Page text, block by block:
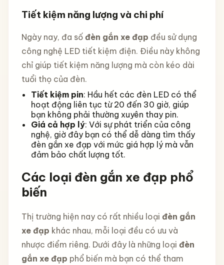
Tiết kiệm năng lượng và chi phí
Ngày nay, đa số đèn gắn xe đạp đều sử dụng
công nghệ LED tiết kiệm điện. Điều này không
chỉ giúp tiết kiệm năng lượng mà còn kéo dài
tuổi thọ của đèn.
Tiết kiệm pin: Hầu hết các đèn LED có thể
hoạt động liên tục từ 20 đến 30 giờ, giúp
bạn không phải thường xuyên thay pin.
Giá cả hợp lý: Với sự phát triển của công
nghệ, giờ đây bạn có thể dễ dàng tìm thấy
đèn gắn xe đạp với mức giá hợp lý mà vẫn
đảm bảo chất lượng tốt.
Các loại đèn gắn xe đạp phổ
biến
Thị trường hiện nay có rất nhiều loại đèn gắn
xe đạp khác nhau, mỗi loại đều có ưu và
nhược điểm riêng. Dưới đây là những loại đèn
gắn xe đạp phổ biến mà bạn có thể tham